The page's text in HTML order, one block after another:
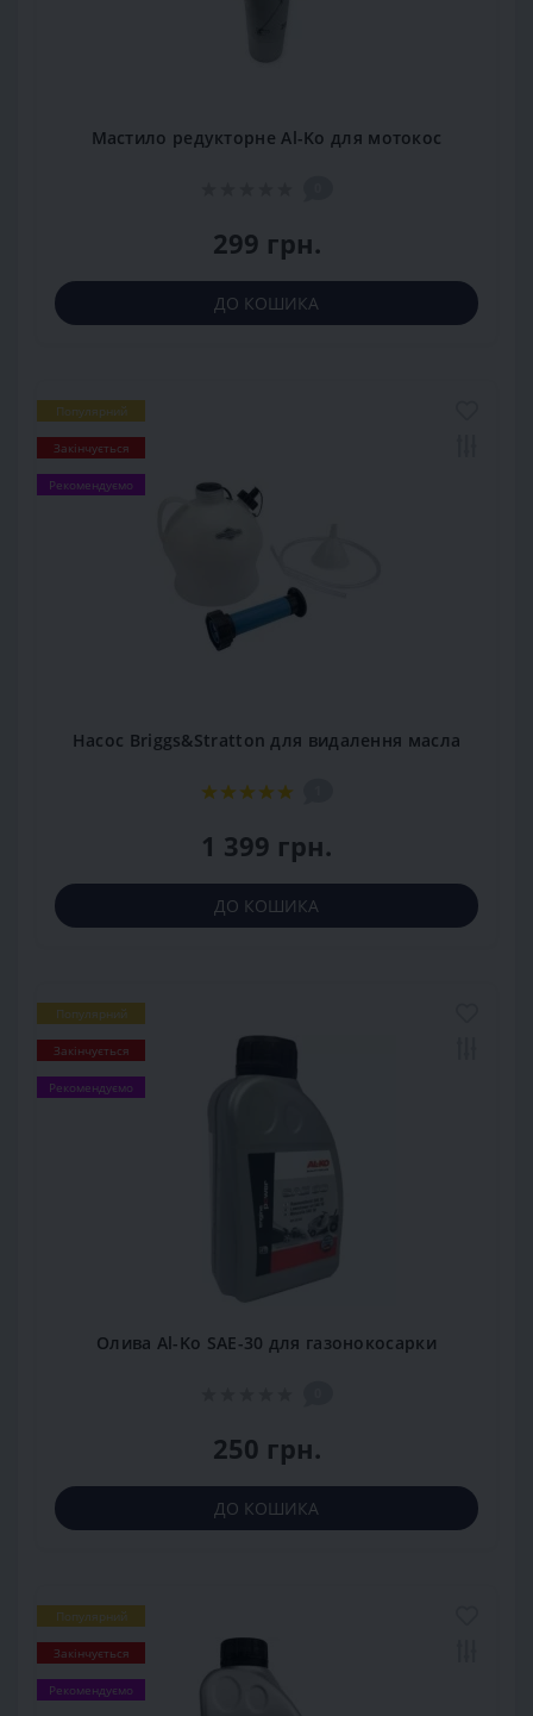
Мастило редукторне Al-Ko для мотокос
299 грн.
ДО КОШИКА
Популярний
Закінчується
Рекомендуємо
Насос Briggs&Stratton для видалення масла
1 399 грн.
ДО КОШИКА
Популярний
Закінчується
Рекомендуємо
Олива Al-Ko SAE-30 для газонокосарки
250 грн.
ДО КОШИКА
Популярний
Закінчується
Рекомендуємо